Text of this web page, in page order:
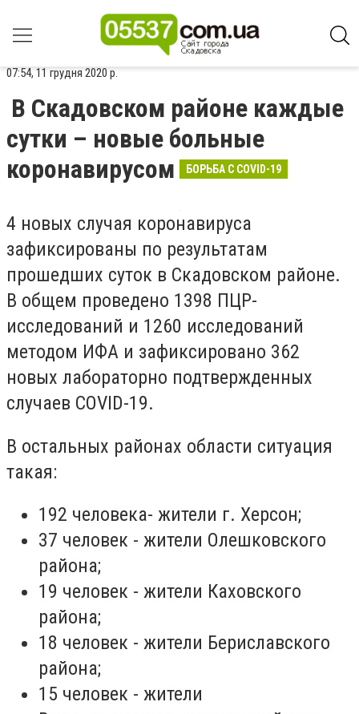
07:54, 11 грудня 2020 р.
В Скадовском районе каждые
сутки – новые больные
коронавирусом
БОРЬБА С COVID-19
4 новых случая коронавируса
зафиксированы по результатам
прошедших суток в Скадовском районе.
В общем проведено 1398 ПЦР-
исследований и 1260 исследований
методом ИФА и зафиксировано 362
новых лабораторно подтвержденных
случаев COVID-19.
В остальных районах области ситуация
такая:
192 человека- жители г. Херсон;
37 человек - жители Олешковского
района;
19 человек - жители Каховского
района;
18 человек - жители Бериславского
района;
15 человек - жители